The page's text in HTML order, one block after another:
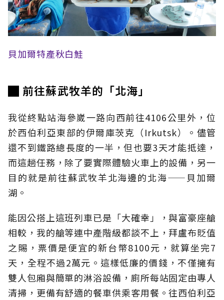
貝加爾特產秋白鮭
█ 前往蘇武牧羊的「北海」
我從終點站海參崴一路向西前往4106公里外，位
於西伯利亞東部的伊爾庫茨克（Irkutsk）。儘管
還不到鐵路總長度的一半，但也要3天才能抵達，
而這趟任務，除了要實際體驗火車上的設備，另一
目的就是前往蘇武牧羊北海邊的北海——貝加爾
湖。
能因公搭上這班列車已是「大確幸」，與富豪座艙
相較，我的艙等連中產階級都談不上，拜盧布貶值
之賜，票價是便宜的新台幣8100元，就算坐完7
天，全程不過2萬元。這樣低廉的價錢，不僅擁有
雙人包廂與簡單的淋浴設備，廁所每站固定由專人
清掃，更備有舒適的餐車供乘客用餐。往西伯利亞